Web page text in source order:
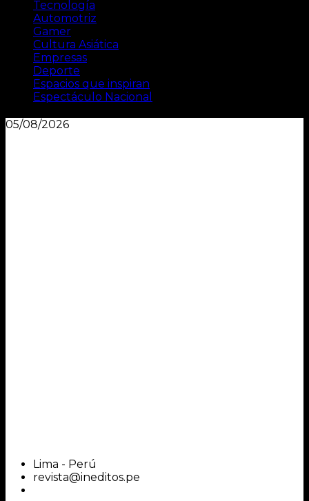
Tecnología
Automotriz
Gamer
Cultura Asiática
Empresas
Deporte
Espacios que inspiran
Espectáculo Nacional
05/08/2026
Lima - Perú
revista@ineditos.pe